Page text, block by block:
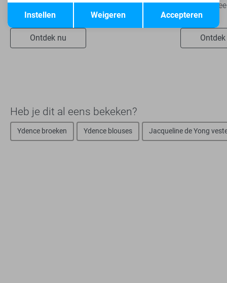
klaar voor...
Ontdek nu
het
Heb je dit al eens bekeken?
Ydence broeken Ydence blouses Jacqueline de Yong
Terug
Opslaan
Accepteren
Weigeren
Instellen